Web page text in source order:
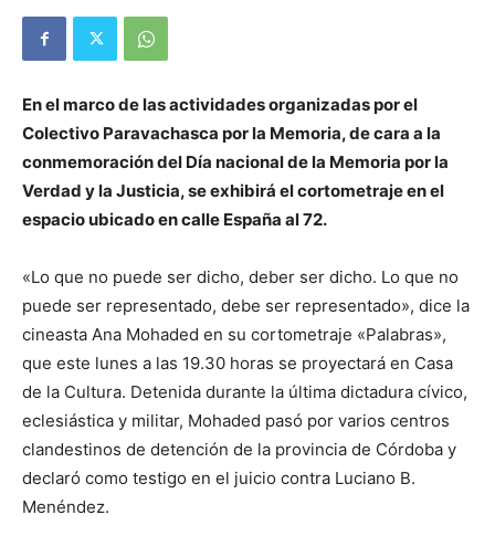
En el marco de las actividades organizadas por el
Colectivo Paravachasca por la Memoria, de cara a la
conmemoración del Día nacional de la Memoria por la
Verdad y la Justicia, se exhibirá el cortometraje en el
espacio ubicado en calle España al 72.
«Lo que no puede ser dicho, deber ser dicho. Lo que no
puede ser representado, debe ser representado», dice la
cineasta Ana Mohaded en su cortometraje «Palabras»,
que este lunes a las 19.30 horas se proyectará en Casa
de la Cultura. Detenida durante la última dictadura cívico,
eclesiástica y militar, Mohaded pasó por varios centros
clandestinos de detención de la provincia de Córdoba y
declaró como testigo en el juicio contra Luciano B.
Menéndez.